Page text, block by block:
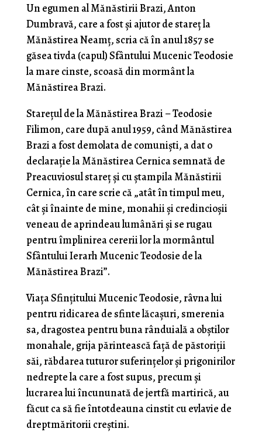
Un egumen al Mănăstirii Brazi, Anton
Dumbravă, care a fost şi ajutor de stareţ la
Mănăstirea Neamţ, scria că în anul 1857 se
găsea tivda (capul) Sfântului Mucenic Teodosie
la mare cinste, scoasă din mormânt la
Mănăstirea Brazi.
Stareţul de la Mănăstirea Brazi – Teodosie
Filimon, care după anul 1959, când Mănăstirea
Brazi a fost demolata de comunişti, a dat o
declaraţie la Mănăstirea Cernica semnată de
Preacuviosul stareţ şi cu ştampila Mănăstirii
Cernica, în care scrie că „atât în timpul meu,
cât şi înainte de mine, monahii şi credincioşii
veneau de aprindeau lumânări şi se rugau
pentru împlinirea cererii lor la mormântul
Sfântului Ierarh Mucenic Teodosie de la
Mănăstirea Brazi”.
Viaţa Sfinţitului Mucenic Teodosie, râvna lui
pentru ridicarea de sfinte lăcaşuri, smerenia
sa, dragostea pentru buna rânduială a obştilor
monahale, grija părintească faţă de păstoriţii
săi, răbdarea tuturor suferinţelor şi prigonirilor
nedrepte la care a fost supus, precum şi
lucrarea lui încununată de jertfă martirică, au
făcut ca să fie întotdeauna cinstit cu evlavie de
dreptmăritorii creştini.